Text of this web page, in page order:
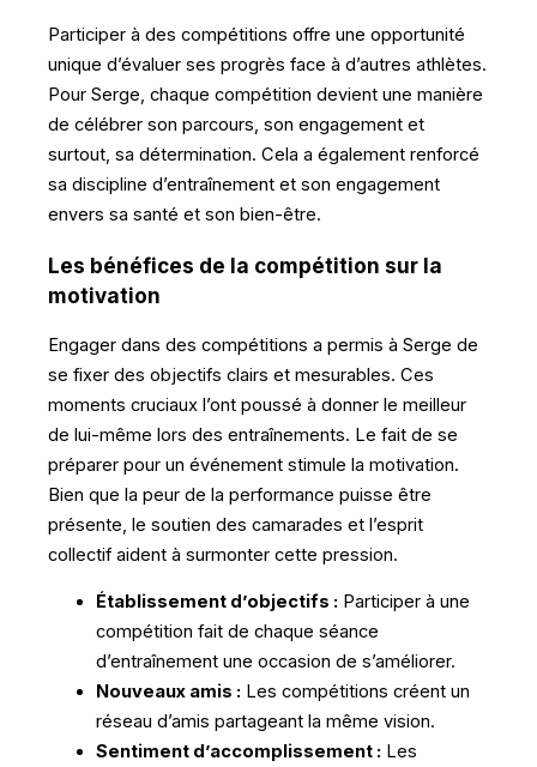
Participer à des compétitions offre une opportunité
unique d’évaluer ses progrès face à d’autres athlètes.
Pour Serge, chaque compétition devient une manière
de célébrer son parcours, son engagement et
surtout, sa détermination. Cela a également renforcé
sa discipline d’entraînement et son engagement
envers sa santé et son bien-être.
Les bénéfices de la compétition sur la
motivation
Engager dans des compétitions a permis à Serge de
se fixer des objectifs clairs et mesurables. Ces
moments cruciaux l’ont poussé à donner le meilleur
de lui-même lors des entraînements. Le fait de se
préparer pour un événement stimule la motivation.
Bien que la peur de la performance puisse être
présente, le soutien des camarades et l’esprit
collectif aident à surmonter cette pression.
Établissement d’objectifs : Participer à une
compétition fait de chaque séance
d’entraînement une occasion de s’améliorer.
Nouveaux amis : Les compétitions créent un
réseau d’amis partageant la même vision.
Sentiment d’accomplissement : Les